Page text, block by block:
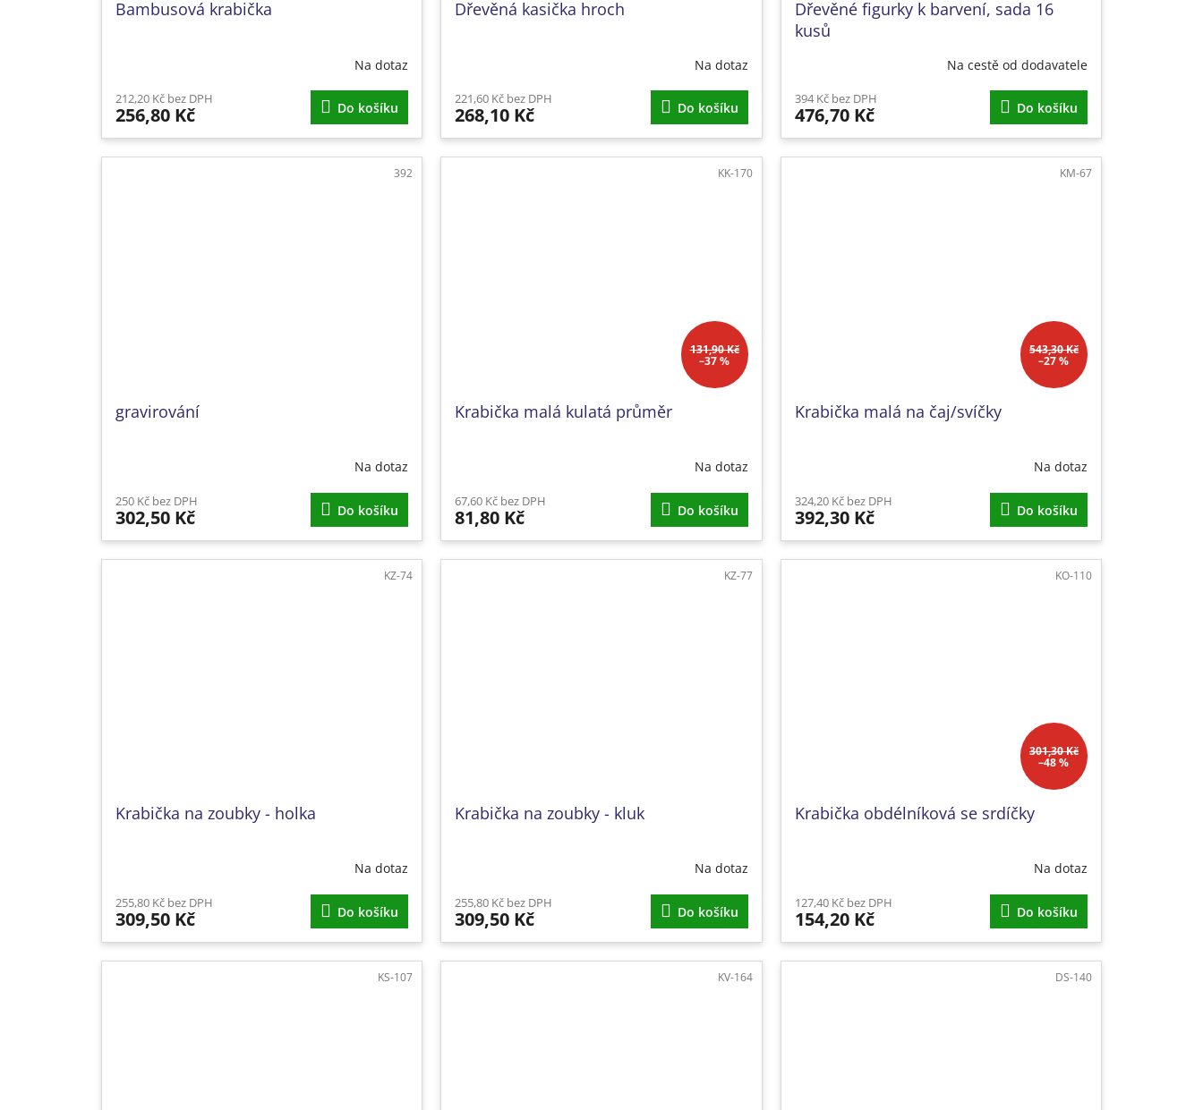
Bambusová krabička
Na dotaz
212,20 Kč bez DPH
256,80 Kč Do košíku
Dřevěná kasička hroch
Na dotaz
221,60 Kč bez DPH
268,10 Kč Do košíku
Dřevěné figurky k barvení, sada 16
kusů
Na cestě od dodavatele
394 Kč bez DPH
476,70 Kč Do košíku
gravirování
Na dotaz
250 Kč bez DPH
302,50 Kč Do košíku
392
131,90 Kč
–37 %
Krabička malá kulatá průměr
Na dotaz
67,60 Kč bez DPH
81,80 Kč Do košíku
KK-170
543,30 Kč
–27 %
Krabička malá na čaj/svíčky
Na dotaz
324,20 Kč bez DPH
392,30 Kč Do košíku
KM-67
Krabička na zoubky - holka
Na dotaz
255,80 Kč bez DPH
309,50 Kč Do košíku
KZ-74
Krabička na zoubky - kluk
Na dotaz
255,80 Kč bez DPH
309,50 Kč Do košíku
KZ-77
301,30 Kč
–48 %
Krabička obdélníková se srdíčky
Na dotaz
127,40 Kč bez DPH
154,20 Kč Do košíku
KO-110
KS-107 KV-164 DS-140